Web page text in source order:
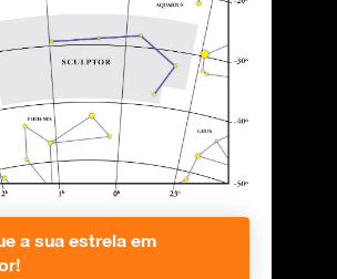
a sua estrela em